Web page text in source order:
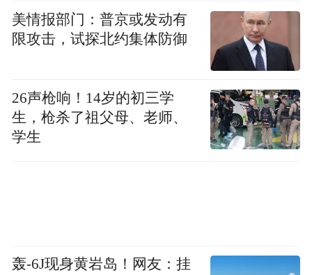
美情报部门：普京或发动有
限攻击，试探北约集体防御
26声枪响！14岁的初三学
生，枪杀了祖父母、老师、
学生
轰-6J现身黄岩岛！网友：挂